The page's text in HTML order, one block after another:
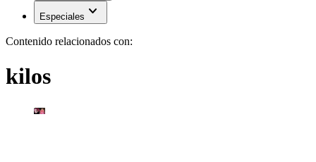
Especiales expand_more
Contenido relacionados con:
kilos